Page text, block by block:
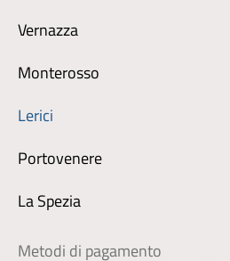
Vernazza
Monterosso
Lerici
Portovenere
La Spezia
Metodi di pagamento